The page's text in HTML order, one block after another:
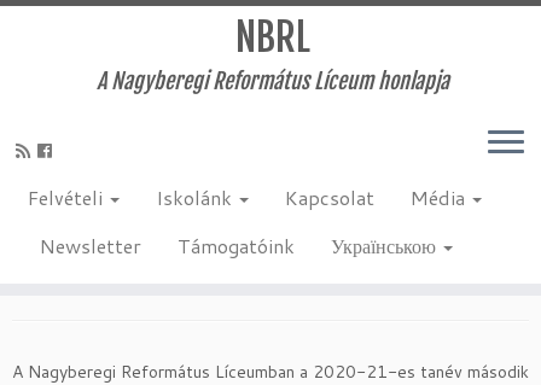
content
NBRL
A Nagyberegi Református Líceum honlapja
Felvételi Iskolánk Kapcsolat
Média
Newsletter
Támogatóink Українською
A Nagyberegi Református Líceumban a 2020-21-es tanév második